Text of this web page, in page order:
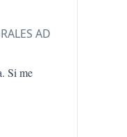
AD
Si me